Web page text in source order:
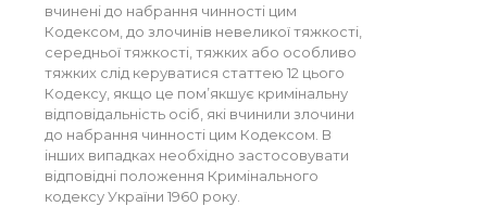
вчинені до набрання чинності цим
Кодексом, до злочинів невеликої тяжкості,
середньої тяжкості, тяжких або особливо
тяжких слід керуватися статтею 12 цього
Кодексу, якщо це пом’якшує кримінальну
відповідальність осіб, які вчинили злочини
до набрання чинності цим Кодексом. В
інших випадках необхідно застосовувати
відповідні положення Кримінального
кодексу України 1960 року.